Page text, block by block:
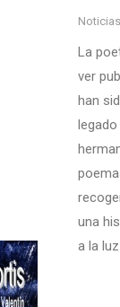
Noticias
La
ver
han
una
a la